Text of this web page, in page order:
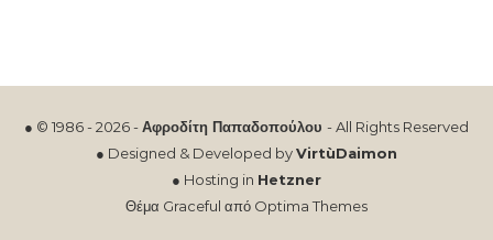
● © 1986 - 2026 -Αφροδίτη Παπαδοπούλου - All Rights Reserved
● Designed & Developed byVirtùDaimon
● Hosting in Hetzner
Θέμα Graceful από Optima Themes